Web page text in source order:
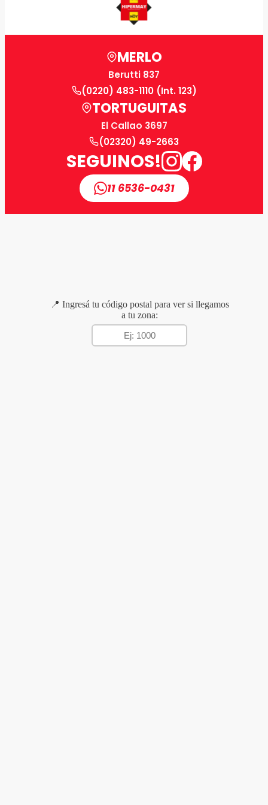
MERLO
Berutti 837
(0220) 483-1110 (Int. 123)
TORTUGUITAS
El Callao 3697
(02320) 49-2663
SEGUINOS!
11 6536-0431
📍 Ingresá tu código postal para ver si llegamos
a tu zona: